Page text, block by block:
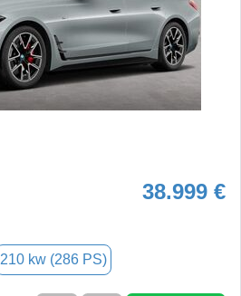
38.999 €
210 kw (286 PS)